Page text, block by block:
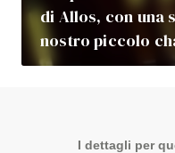
di Allos, con una
nostro piccolo
I dettagli per